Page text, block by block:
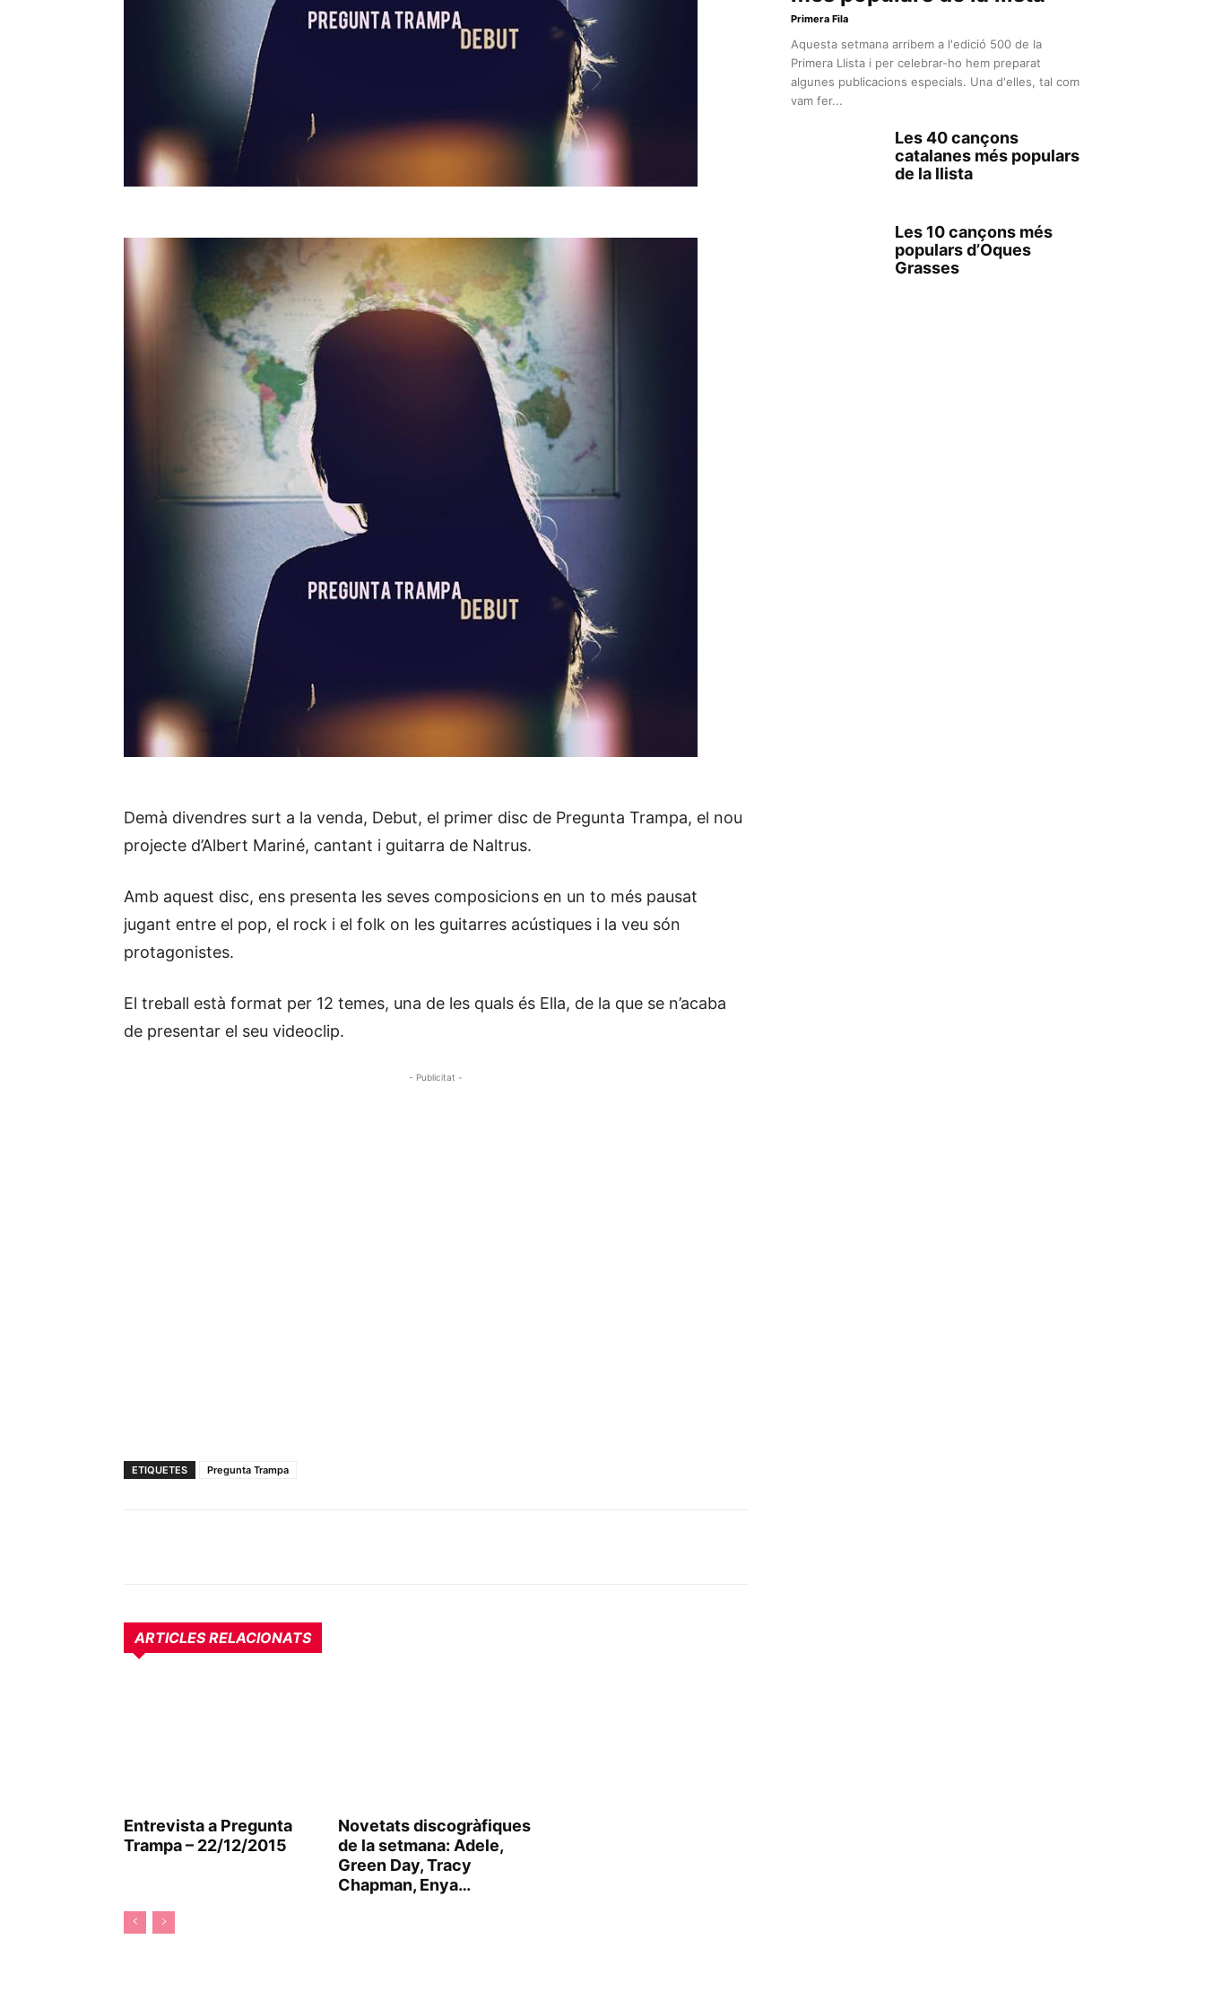
Demà divendres surt a la venda, Debut, el primer disc de Pregunta Trampa, el nou
projecte d’Albert Mariné, cantant i guitarra de Naltrus.
Amb aquest disc, ens presenta les seves composicions en un to més pausat
jugant entre el pop, el rock i el folk on les guitarres acústiques i la veu són
protagonistes.
El treball està format per 12 temes, una de les quals és Ella, de la que se n’acaba
de presentar el seu videoclip.
- Publicitat -
ETIQUETES Pregunta Trampa
ARTICLES RELACIONATS
Entrevista a Pregunta
Trampa – 22/12/2015
Novetats discogràfiques
de la setmana: Adele,
Green Day, Tracy
Chapman, Enya…
Primera Fila
Aquesta setmana arribem a l'edició 500 de la
Primera Llista i per celebrar-ho hem preparat
algunes publicacions especials. Una d'elles, tal com
vam fer...
Les 40 cançons
catalanes més populars
de la llista
Les 10 cançons més
populars d’Oques
Grasses